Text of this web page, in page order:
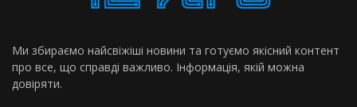
Ми збираємо найсвіжіші новини та готуємо якісний контент
про все, що справді важливо. Інформація, якій можна
довіряти.